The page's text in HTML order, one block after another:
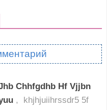
Chhfgdhb Hf Vjjbn
, khjhjuiihrssdr5 5f